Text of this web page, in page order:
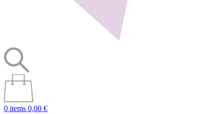
0 items 0,00 €